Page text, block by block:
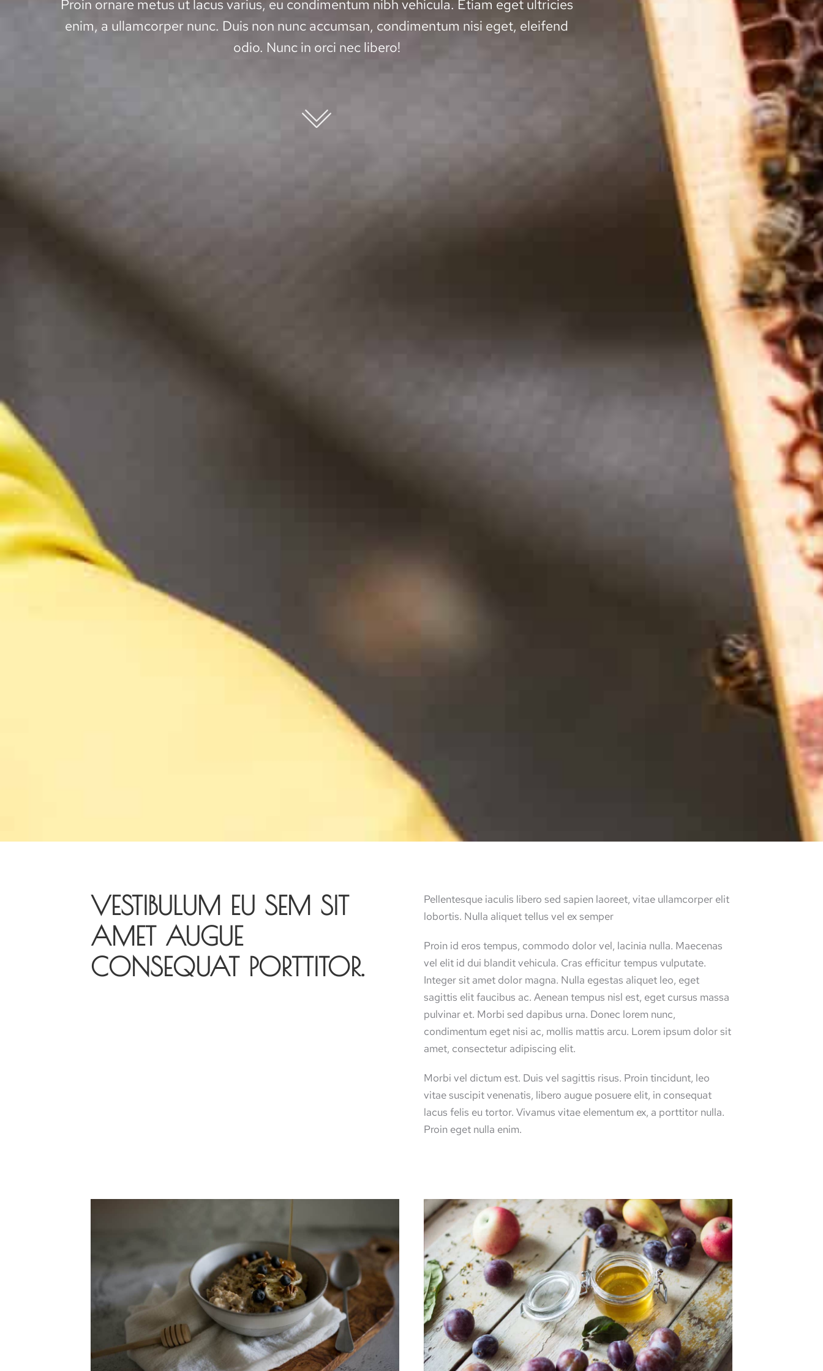
Proin ornare metus ut lacus varius, eu condimentum nibh vehicula. Etiam eget ultricies
enim, a ullamcorper nunc. Duis non nunc accumsan, condimentum nisi eget, eleifend
odio. Nunc in orci nec libero!
VESTIBULUM EU SEM SIT
AMET AUGUE
CONSEQUAT PORTTITOR.
Pellentesque iaculis libero sed sapien laoreet, vitae ullamcorper elit
lobortis. Nulla aliquet tellus vel ex semper
Proin id eros tempus, commodo dolor vel, lacinia nulla. Maecenas
vel elit id dui blandit vehicula. Cras efficitur tempus vulputate.
Integer sit amet dolor magna. Nulla egestas aliquet leo, eget
sagittis elit faucibus ac. Aenean tempus nisl est, eget cursus massa
pulvinar et. Morbi sed dapibus urna. Donec lorem nunc,
condimentum eget nisi ac, mollis mattis arcu. Lorem ipsum dolor sit
amet, consectetur adipiscing elit.
Morbi vel dictum est. Duis vel sagittis risus. Proin tincidunt, leo
vitae suscipit venenatis, libero augue posuere elit, in consequat
lacus felis eu tortor. Vivamus vitae elementum ex, a porttitor nulla.
Proin eget nulla enim.